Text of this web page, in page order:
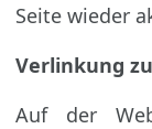
Seite wieder
Verlinkung
Auf der